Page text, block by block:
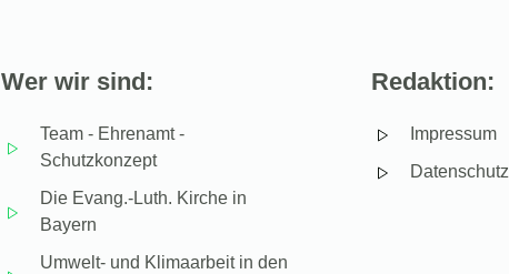
Wer wir sind:
Team - Ehrenamt -
Schutzkonzept
Die Evang.-Luth. Kirche in
Bayern
Umwelt- und Klimaarbeit in den
Redaktion:
Impressum
Datenschutz